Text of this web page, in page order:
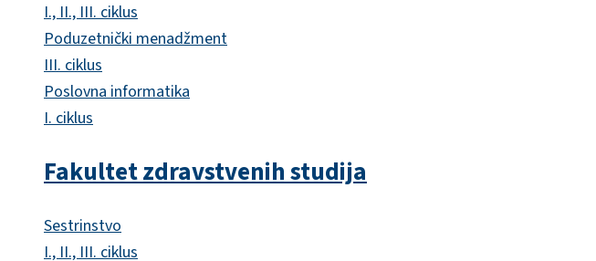
I., II., III. ciklus
Poduzetnički menadžment
III. ciklus
Poslovna informatika
I. ciklus
Fakultet zdravstvenih studija
Sestrinstvo
I., II., III. ciklus